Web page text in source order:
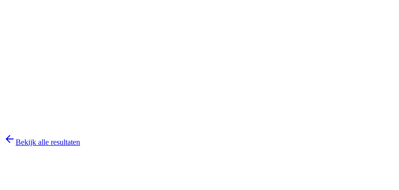
Bekijk alle resultaten